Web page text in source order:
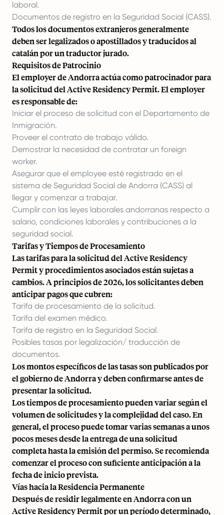
laboral.
Documentos de registro en la Seguridad Social (CASS).
Todos los documentos extranjeros generalmente
deben ser legalizados o apostillados y traducidos al
catalán por un traductor jurado.
Requisitos de Patrocinio
El employer de Andorra actúa como patrocinador para
la solicitud del Active Residency Permit. El employer
es responsable de:
Iniciar el proceso de solicitud con el Departamento de
Inmigración.
Proveer el contrato de trabajo válido.
Demostrar la necesidad de contratar un foreign
worker.
Asegurar que el employee esté registrado en el
sistema de Seguridad Social de Andorra (CASS) al
llegar y comenzar a trabajar.
Cumplir con las leyes laborales andorranas respecto a
salario, condiciones laborales y contribuciones a la
seguridad social.
Tarifas y Tiempos de Procesamiento
Las tarifas para la solicitud del Active Residency
Permit y procedimientos asociados están sujetas a
cambios. A principios de 2026, los solicitantes deben
anticipar pagos que cubren:
Tarifa de procesamiento de la solicitud.
Tarifa del examen médico.
Tarifa de registro en la Seguridad Social.
Posibles tasas por legalización/ traducción de
documentos.
Los montos específicos de las tasas son publicados por
el gobierno de Andorra y deben confirmarse antes de
presentar la solicitud.
Los tiempos de procesamiento pueden variar según el
volumen de solicitudes y la complejidad del caso. En
general, el proceso puede tomar varias semanas a unos
pocos meses desde la entrega de una solicitud
completa hasta la emisión del permiso. Se recomienda
comenzar el proceso con suficiente anticipación a la
fecha de inicio prevista.
Vías hacia la Residencia Permanente
Después de residir legalmente en Andorra con un
Active Residency Permit por un período determinado,